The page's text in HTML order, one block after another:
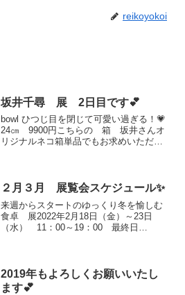
reikoyokoi
坂井千尋 展 2日目です💕
bowl ひつじ目を閉じて可愛い過ぎる！💗
24㎝ 9900円こちらの 箱 坂井さんオ
リジナルネコ箱単品でもお求めいただけ
２月３月 展覧会スケジュール✨
来週からスタートのゆっくり冬を愉しむ
食卓 展2022年2月18日（金）～23日
（水） 11：00～19：00 最終日
日...
2019年もよろしくお願いいたし
ます💕